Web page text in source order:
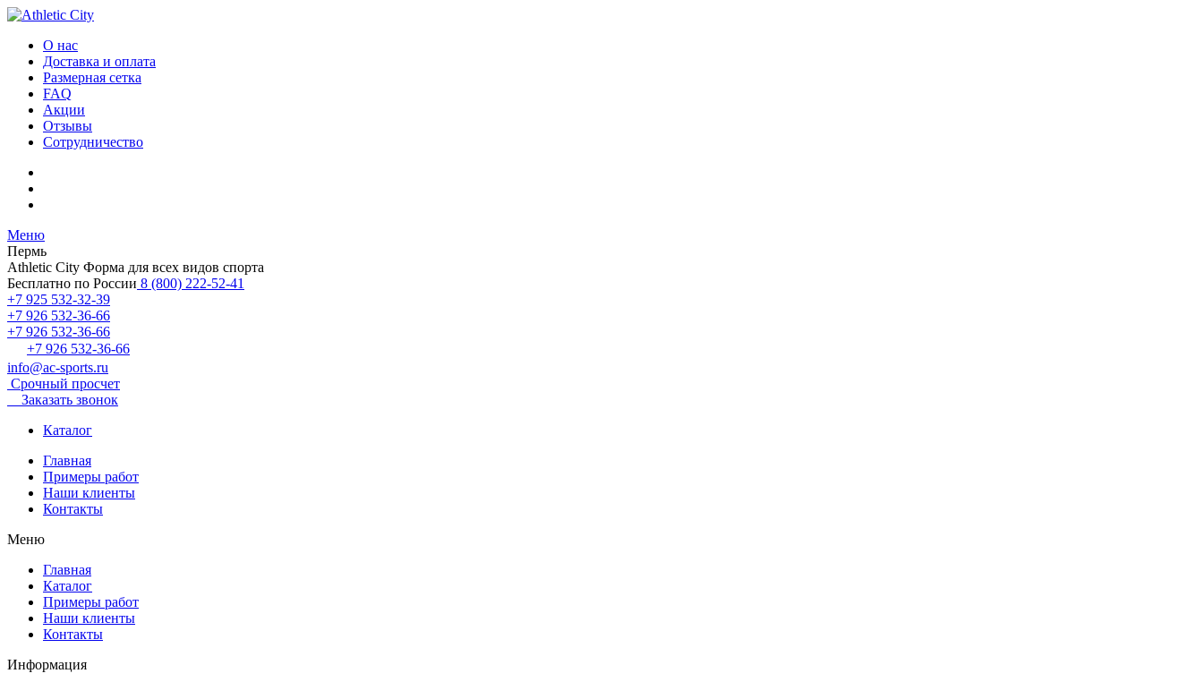
О нас
Доставка и оплата
Размерная сетка
FAQ
Акции
Отзывы
Сотрудничество
Меню
Пермь
Athletic City Форма для всех видов спорта
Бесплатно по России 8 (800) 222-52-41
+7 925 532-32-39
+7 926 532-36-66
+7 926 532-36-66
+7 926 532-36-66
info@ac-sports.ru
Срочный просчет
Заказать звонок
Каталог
Главная
Примеры работ
Наши клиенты
Контакты
Меню
Главная
Каталог
Примеры работ
Наши клиенты
Контакты
Информация